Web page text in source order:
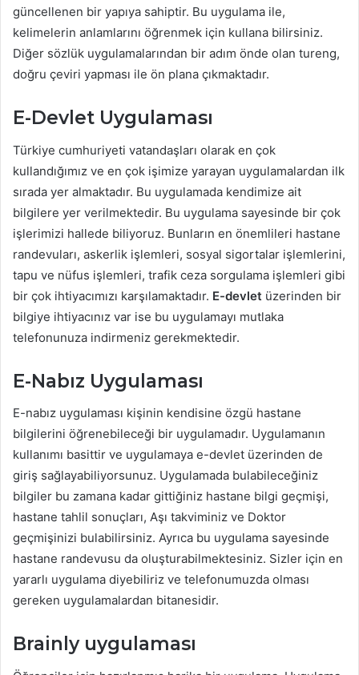
güncellenen bir yapıya sahiptir. Bu uygulama ile,
kelimelerin anlamlarını öğrenmek için kullana bilirsiniz.
Diğer sözlük uygulamalarından bir adım önde olan tureng,
doğru çeviri yapması ile ön plana çıkmaktadır.
E-Devlet Uygulaması
Türkiye cumhuriyeti vatandaşları olarak en çok
kullandığımız ve en çok işimize yarayan uygulamalardan ilk
sırada yer almaktadır. Bu uygulamada kendimize ait
bilgilere yer verilmektedir. Bu uygulama sayesinde bir çok
işlerimizi hallede biliyoruz. Bunların en önemlileri hastane
randevuları, askerlik işlemleri, sosyal sigortalar işlemlerini,
tapu ve nüfus işlemleri, trafik ceza sorgulama işlemleri gibi
bir çok ihtiyacımızı karşılamaktadır. E-devlet üzerinden bir
bilgiye ihtiyacınız var ise bu uygulamayı mutlaka
telefonunuza indirmeniz gerekmektedir.
E-Nabız Uygulaması
E-nabız uygulaması kişinin kendisine özgü hastane
bilgilerini öğrenebileceği bir uygulamadır. Uygulamanın
kullanımı basittir ve uygulamaya e-devlet üzerinden de
giriş sağlayabiliyorsunuz. Uygulamada bulabileceğiniz
bilgiler bu zamana kadar gittiğiniz hastane bilgi geçmişi,
hastane tahlil sonuçları, Aşı takviminiz ve Doktor
geçmişinizi bulabilirsiniz. Ayrıca bu uygulama sayesinde
hastane randevusu da oluşturabilmektesiniz. Sizler için en
yararlı uygulama diyebiliriz ve telefonumuzda olması
gereken uygulamalardan bitanesidir.
Brainly uygulaması